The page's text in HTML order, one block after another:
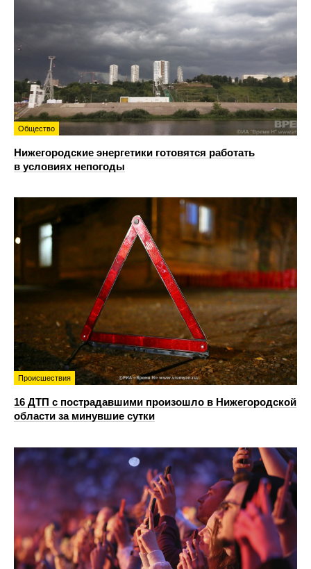
Общество
Нижегородские энергетики готовятся работать
в условиях непогоды
Происшествия
16 ДТП с пострадавшими произошло в Нижегородской
области за минувшие сутки